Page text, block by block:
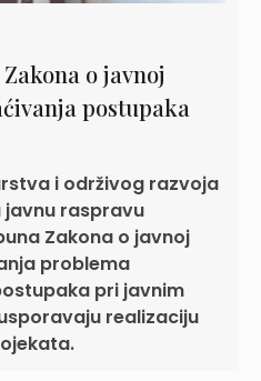
o javnoj
postupaka
i održivog razvoja
javnu raspravu
Zakona o javnoj
problema
pri javnim
realizaciju